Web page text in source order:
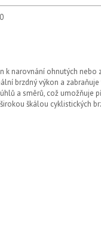
k narovnání ohnutých
brzdný výkon a zabraňuje
a směrů, což umožňuje
škálou cyklistických